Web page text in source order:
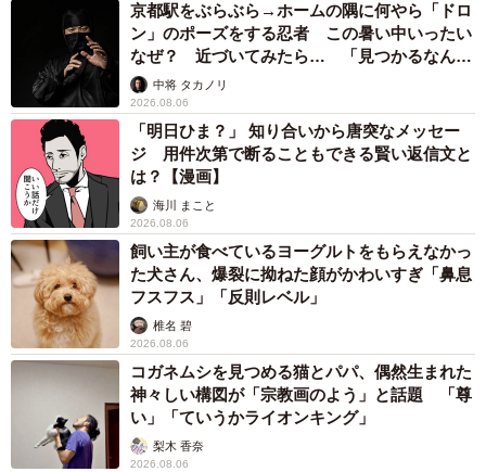
京都駅をぶらぶら→ホームの隅に何やら「ドロ
ン」のポーズをする忍者 この暑い中いったい
なぜ？ 近づいてみたら… 「見つかるなんて
未熟」中将 タカノリ
2026.08.06
「明日ひま？」 知り合いから唐突なメッセー
ジ 用件次第で断ることもできる賢い返信文と
は？【漫画】
海川 まこと
2026.08.06
飼い主が食べているヨーグルトをもらえなかっ
た犬さん、爆裂に拗ねた顔がかわいすぎ「鼻息
フスフス」「反則レベル」
椎名 碧
2026.08.06
コガネムシを見つめる猫とパパ、偶然生まれた
神々しい構図が「宗教画のよう」と話題 「尊
い」「ていうかライオンキング」
梨木 香奈
2026.08.06